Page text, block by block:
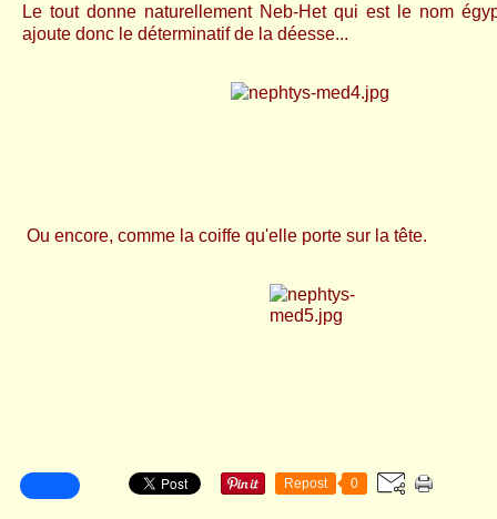
Le tout donne naturellement Neb-Het qui est le nom
ajoute donc le déterminatif de la déesse...
Ou encore, comme la coiffe qu'elle porte sur la tête.
Repost 0